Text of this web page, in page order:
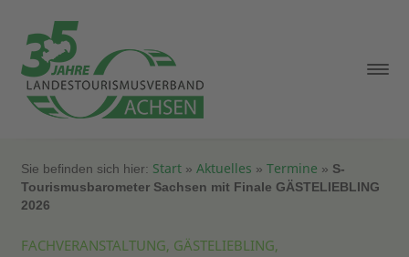
Sie befinden sich hier: Start» Aktuelles » Termine » S-
Tourismusbarometer Sachsen mit Finale GÄSTELIEBLING
2026
FACHVERANSTALTUNG, GÄSTELIEBLING,